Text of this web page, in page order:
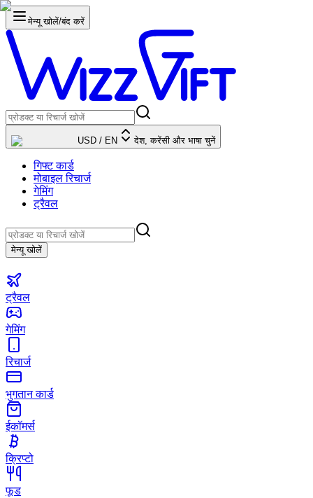
मेन्यू खोलें/बंद करें
USD / EN देश, करेंसी और भाषा चुनें
गिफ्ट कार्ड
मोबाइल रिचार्ज
गेमिंग
ट्रैवल
मेन्यू खोलें
ट्रैवल
गेमिंग
रिचार्ज
भुगतान कार्ड
ईकॉमर्स
क्रिप्टो
फूड